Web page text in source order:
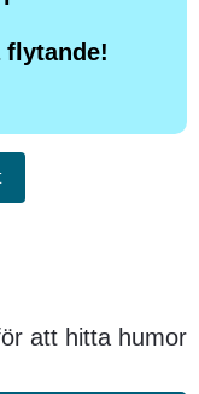
flytande!
att hitta humor